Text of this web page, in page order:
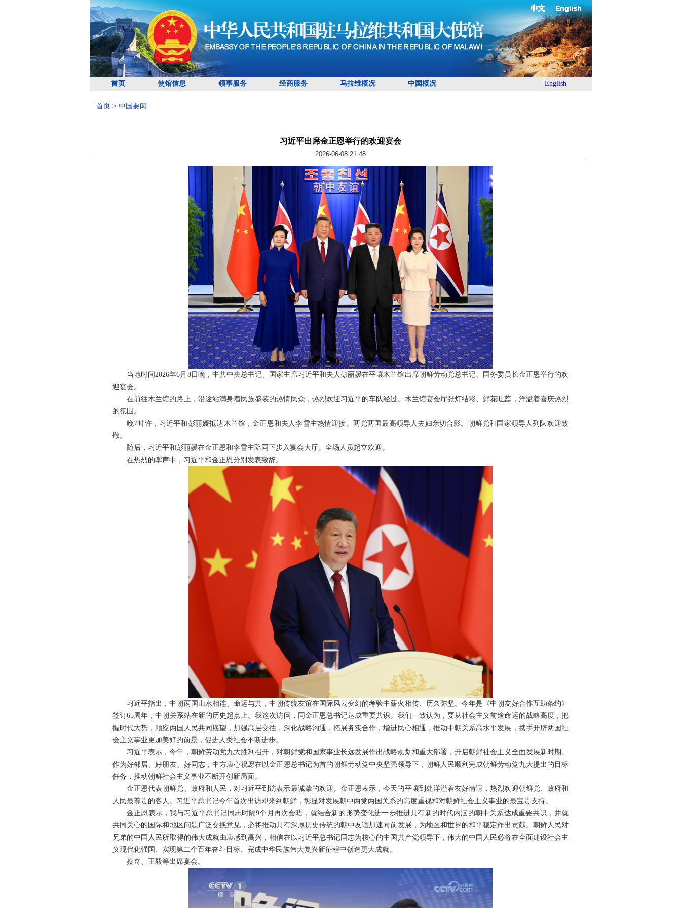
English
中文
首页 使馆信息 领事服务 经商服务 马拉维概况 中国概况 English
首页 > 中国要闻
习近平出席金正恩举行的欢迎宴会
2026-06-08 21:48
当地时间2026年6月8日晚，中共中央总书记、国家主席习近平和夫人彭丽媛在平壤木兰馆出席朝鲜劳动党总书记、国务委员长金正恩举行的欢
迎宴会。
在前往木兰馆的路上，沿途站满身着民族盛装的热情民众，热烈欢迎习近平的车队经过。木兰馆宴会厅张灯结彩、鲜花吐蕊，洋溢着喜庆热烈
的氛围。
晚7时许，习近平和彭丽媛抵达木兰馆，金正恩和夫人李雪主热情迎接。两党两国最高领导人夫妇亲切合影。朝鲜党和国家领导人列队欢迎致
敬。
随后，习近平和彭丽媛在金正恩和李雪主陪同下步入宴会大厅。全场人员起立欢迎。
在热烈的掌声中，习近平和金正恩分别发表致辞。
习近平指出，中朝两国山水相连、命运与共，中朝传统友谊在国际风云变幻的考验中薪火相传、历久弥坚。今年是《中朝友好合作互助条约》
签订65周年，中朝关系站在新的历史起点上。我这次访问，同金正恩总书记达成重要共识。我们一致认为，要从社会主义前途命运的战略高度，把
握时代大势，顺应两国人民共同愿望，加强高层交往，深化战略沟通，拓展务实合作，增进民心相通，推动中朝关系高水平发展，携手开辟两国社
会主义事业更加美好的前景，促进人类社会不断进步。
习近平表示，今年，朝鲜劳动党九大胜利召开，对朝鲜党和国家事业长远发展作出战略规划和重大部署，开启朝鲜社会主义全面发展新时期。
作为好邻居、好朋友、好同志，中方衷心祝愿在以金正恩总书记为首的朝鲜劳动党中央坚强领导下，朝鲜人民顺利完成朝鲜劳动党九大提出的目标
任务，推动朝鲜社会主义事业不断开创新局面。
金正恩代表朝鲜党、政府和人民，对习近平到访表示最诚挚的欢迎。金正恩表示，今天的平壤到处洋溢着友好情谊，热烈欢迎朝鲜党、政府和
人民最尊贵的客人。习近平总书记今年首次出访即来到朝鲜，彰显对发展朝中两党两国关系的高度重视和对朝鲜社会主义事业的最宝贵支持。
金正恩表示，我与习近平总书记同志时隔9个月再次会晤，就结合新的形势变化进一步推进具有新的时代内涵的朝中关系达成重要共识，并就
共同关心的国际和地区问题广泛交换意见，必将推动具有深厚历史传统的朝中友谊加速向前发展，为地区和世界的和平稳定作出贡献。朝鲜人民对
兄弟的中国人民所取得的伟大成就由衷感到高兴，相信在以习近平总书记同志为核心的中国共产党领导下，伟大的中国人民必将在全面建设社会主
义现代化强国、实现第二个百年奋斗目标、完成中华民族伟大复兴新征程中创造更大成就。
蔡奇、王毅等出席宴会。